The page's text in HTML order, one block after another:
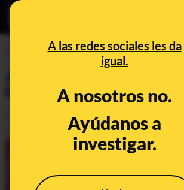
A las redes sociales les da
igual.
A nosotros no.
Ayúdanos a
investigar.
PREBUNKING
¿Puede la
causar derrames
Jun 20, 2022, 7:14:00 AM